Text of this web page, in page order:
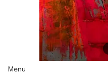
Menu